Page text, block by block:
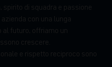
di squadra e passione
con una lunga
futuro, offriamo un
crescere.
e rispetto reciproco sono